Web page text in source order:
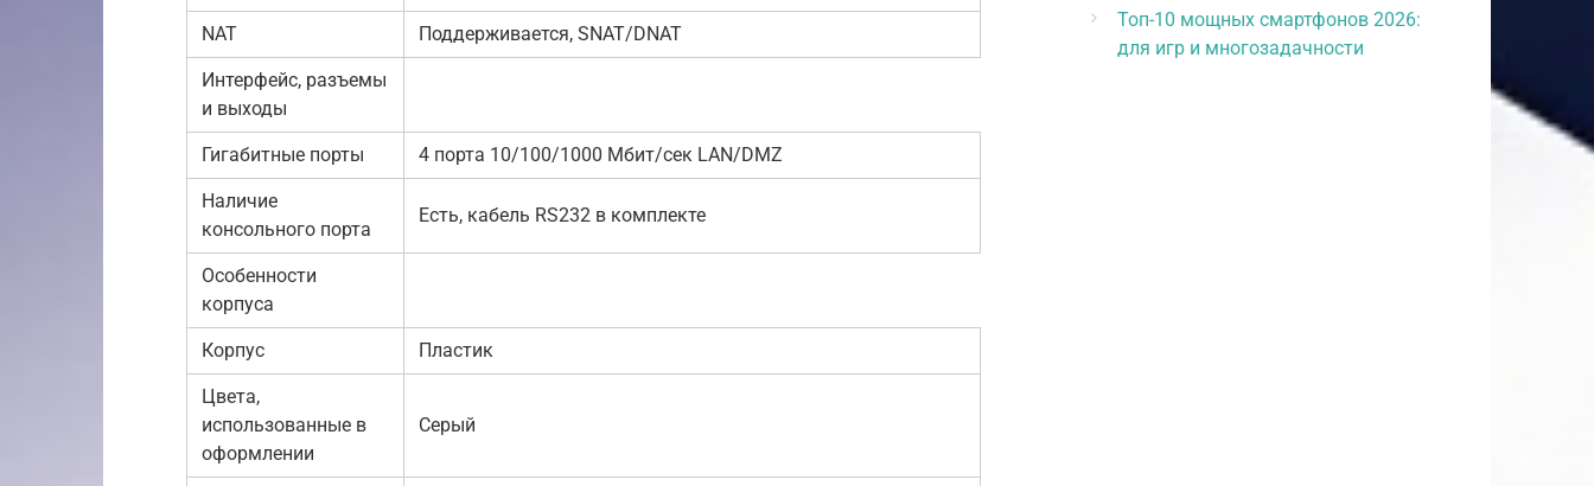
NAT Поддерживается, SNAT/DNAT
Интерфейс, разъемы
и выходы
Гигабитные порты 4 порта 10/100/1000 Мбит/сек LAN/DMZ
Наличие
консольного порта
Есть, кабель RS232 в комплекте
Особенности
корпуса
Корпус Пластик
Цвета,
использованные в
оформлении
Серый
Топ-10 мощных смартфонов 2026:
для игр и многозадачности